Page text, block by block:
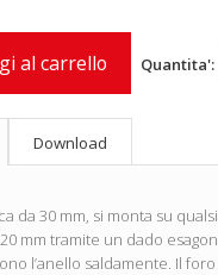
al carrello Quantita':
Download
da 30 mm, si monta su
mm tramite un dado
l’anello saldamente. Il